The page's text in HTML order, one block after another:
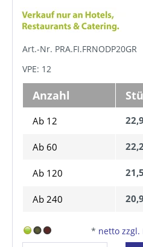
Art.-Nr. PRA.FI.FRNODP20GR
VPE: 12
Anzahl
Ab 12
Ab 60
Ab 120
Ab 240
* netto zzgl.